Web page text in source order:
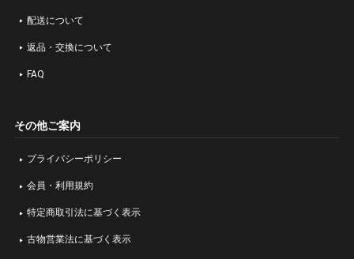
配送について
返品・交換について
FAQ
その他ご案内
プライバシーポリシー
会員・利用規約
特定商取引法に基づく表示
古物営業法に基づく表示